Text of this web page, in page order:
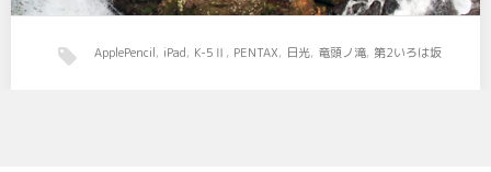
ApplePencil, iPad, K-5Ⅱ , PENTAX, 日光, 竜頭ノ滝, 第2いろは坂